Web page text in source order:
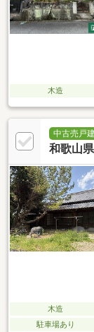
木造
中古売戸
和歌山
木造
駐車場あり